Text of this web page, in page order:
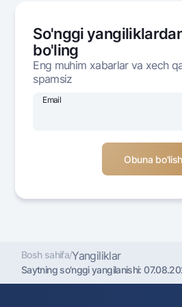
Shaxsiy ma'lumotlarni qayta
Bizni ijtimoiy tarmoqlarda kuzatib boring
Aloqa markazi
So'nggi
bo'ling
Eng muhim xabarlar va xech
spamsiz
Email
Bosh sahifa/Yangiliklar
Saytning so'nggi yangilanishi: